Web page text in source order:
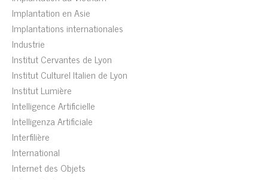
Implantation en Asie
Implantations internationales
Industrie
Institut Cervantes de Lyon
Institut Culturel Italien de Lyon
Institut Lumière
Intelligence Artificielle
Intelligenza Artificiale
Interfilière
International
Internet des Objets